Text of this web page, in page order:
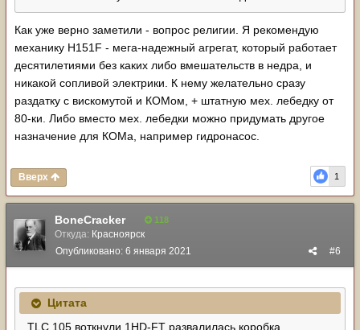
Как уже верно заметили - вопрос религии. Я рекомендую
механику H151F - мега-надежный агрегат, который работает
десятилетиями без каких либо вмешательств в недра, и
никакой сопливой электрики. К нему желательно сразу
раздатку с вискомутой и КОМом, + штатную мех. лебедку от
80-ки. Либо вместо мех. лебедки можно придумать другое
назначение для КОМа, например гидронасос.
1
Вверх
BoneCracker 118
Откуда: Красноярск
#6
Опубликовано: 6 января 2021
Цитата
TLC 105 воткнули 1HD-FT развалилась коробка